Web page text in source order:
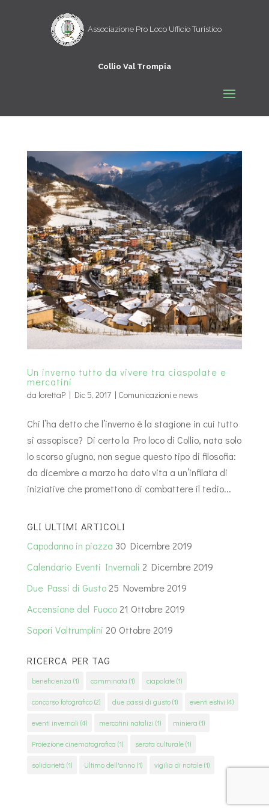
Un inverno tutto da vivere tra ciaspolate e
mercatini
da lorettaP| Dic 5, 2017| Comunicazioni e news
Chi l’ha detto che l’inverno è la stagione in cui tutto
si assopisce? Di certo la Pro loco di Collio, nata solo
lo scorso giugno, non segue questo tipo di filosofia:
da dicembre a marzo ha dato vita a un’infilata di
iniziative che promettono di combattere il tedio...
GLI ULTIMI ARTICOLI
Capodanno in piazza 30 Dicembre 2019
Calendario Eventi Invernali 2 Dicembre 2019
Due Passi di Gusto 25 Novembre 2019
Accensione del Fuoco 21 Ottobre 2019
Sapori Valtrumplini 20 Ottobre 2019
RICERCA PER TAG
beneficienza (1) camminata (1) ciapolate(1)
concorso fotografico(2) due passi di gusto(1) eventi estivi (4)
eventi invernali (4) mercatini natalizi (1) miniera (1)
Proiezione cinematografica (1) serata culturale(1)
solidarietà (1) Ultimo dell'anno(1) vigilia di natale(1)